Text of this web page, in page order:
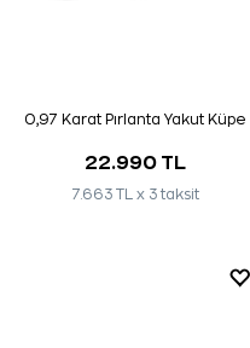
0,97 Karat Pırlanta Yakut Küpe
22.990 TL
7.663 TL x 3 taksit